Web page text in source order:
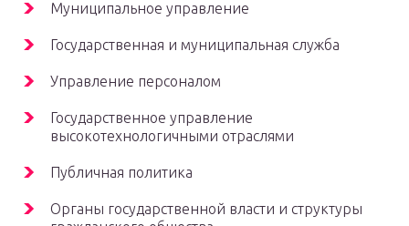
Муниципальное управление
Государственная и муниципальная служба
Управление персоналом
Государственное управление
высокотехнологичными отраслями
Публичная политика
Органы государственной власти и структуры